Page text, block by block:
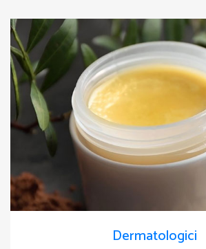
Dermatologici